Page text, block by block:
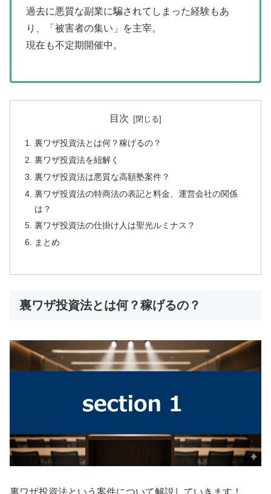
過去に悪質な副業に騙されてしまった経験もあ
り、「被害者の集い」を主宰。
現在も不定期開催中。
目次
裏ワザ投資法とは何？稼げるの？
裏ワザ投資法を紐解く
裏ワザ投資法は悪質な高額塾案件？
裏ワザ投資法の特商法の表記と料金、運営会社の関係
は？
裏ワザ投資法の仕掛け人は聖光ルミナス？
まとめ
裏ワザ投資法とは何？稼げるの？
裏ワザ投資法という案件について解説していきます！